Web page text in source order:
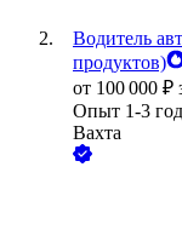
Водитель
продуктов)
от 100 000 ₽
Опыт 1-3
Вахта